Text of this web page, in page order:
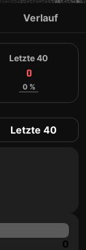
Verlauf
Letzte 40
0
0 %
Letzte 40
0